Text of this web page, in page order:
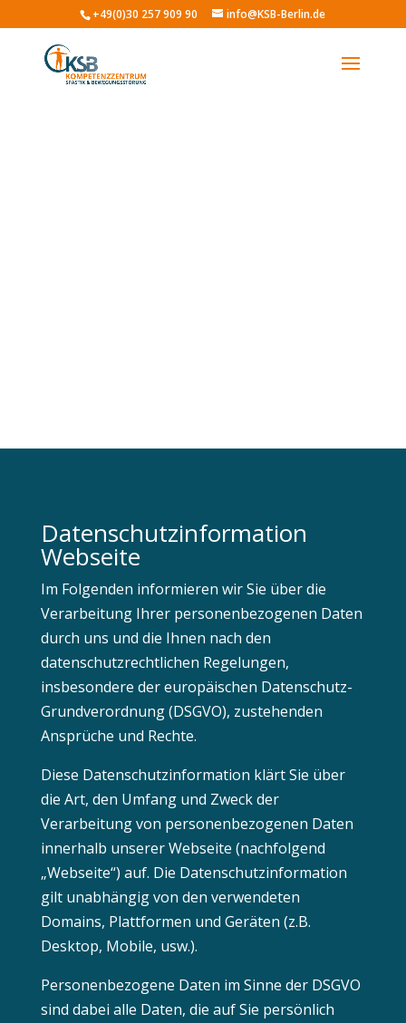
+49(0)30 257 909 90 info@KSB-Berlin.de
Datenschutzinformation
Webseite
Im Folgenden informieren wir Sie über die
Verarbeitung Ihrer personenbezogenen Daten
durch uns und die Ihnen nach den
datenschutzrechtlichen Regelungen,
insbesondere der europäischen Datenschutz-
Grundverordnung (DSGVO), zustehenden
Ansprüche und Rechte.
Diese Datenschutzinformation klärt Sie über
die Art, den Umfang und Zweck der
Verarbeitung von personenbezogenen Daten
innerhalb unserer Webseite (nachfolgend
„Webseite“) auf. Die Datenschutzinformation
gilt unabhängig von den verwendeten
Domains, Plattformen und Geräten (z.B.
Desktop, Mobile, usw.).
Personenbezogene Daten im Sinne der DSGVO
sind dabei alle Daten, die auf Sie persönlich